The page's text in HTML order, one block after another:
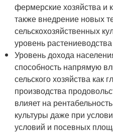
фермерские хозяйства и
также внедрение новых
сельскохозяйственных
уровень
Уровень дохода
способность напрямую
сельского хозяйства как
производства
влияет на
культуры даже при
условий и посевных